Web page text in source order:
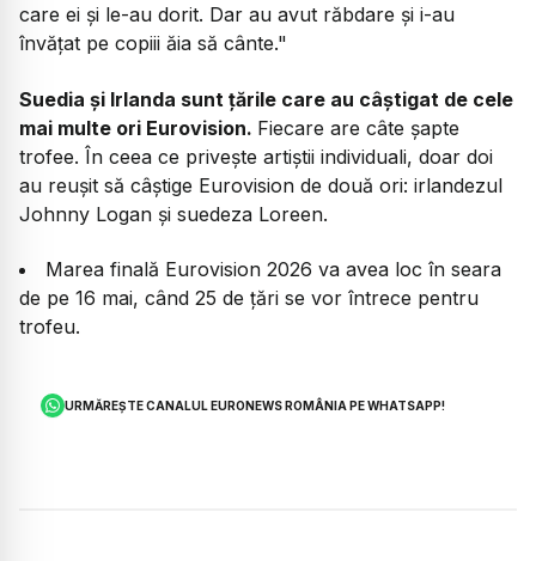
care ei și le-au dorit. Dar au avut răbdare și i-au
învățat pe copiii ăia să cânte."
Suedia și Irlanda sunt țările care au câștigat de cele
mai multe ori Eurovision. Fiecare are câte șapte
trofee. În ceea ce privește artiștii individuali, doar doi
au reușit să câștige Eurovision de două ori: irlandezul
Johnny Logan și suedeza Loreen.
Marea finală Eurovision 2026 va avea loc în seara
de pe 16 mai, când 25 de țări se vor întrece pentru
trofeu.
URMĂREȘTE CANALUL EURONEWS ROMÂNIA PE WHATSAPP!